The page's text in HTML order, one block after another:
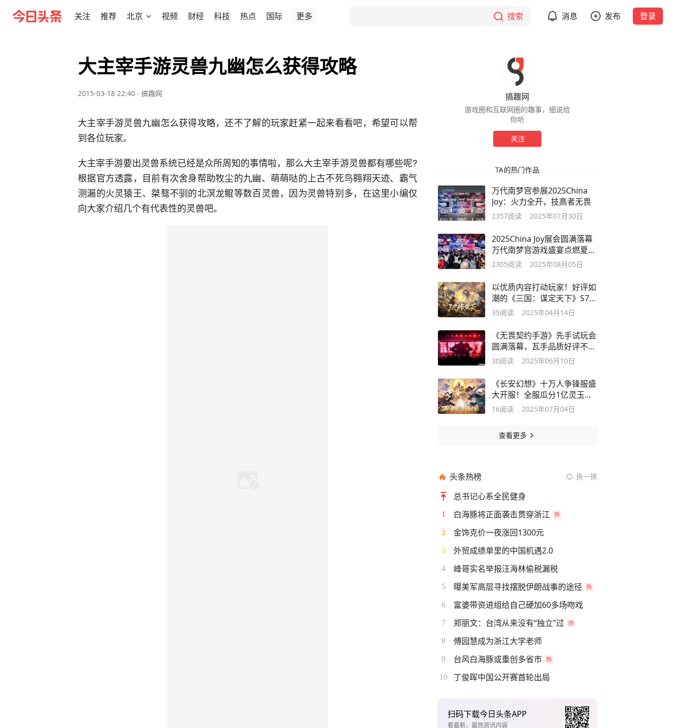
关注 推荐 北京 视频 财经 科技 热点 国际 更多 搜索 消息 发布 登录
大主宰手游灵兽九幽怎么获得攻略
2015-03-18 22:40 · 搞趣网
大主宰手游灵兽九幽怎么获得攻略，还不了解的玩家赶紧一起来看看吧，希望可以帮
到各位玩家。
大主宰手游要出灵兽系统已经是众所周知的事情啦，那么大主宰手游灵兽都有哪些呢?
根据官方透露，目前有次舍身帮助牧尘的九幽、萌萌哒的上古不死鸟翱翔天迹、霸气
测漏的火灵猿王、桀骜不驯的北溟龙鲲等数百灵兽，因为灵兽特别多，在这里小编仅
向大家介绍几个有代表性的灵兽吧。
搞趣网
游戏圈和互联网圈的趣事，细说给
你听
关注
TA的热门作品
万代南梦宫参展2025China
Joy：火力全开，技高者无畏
2357阅读 2025年07月30日
2025China Joy展会圆满落幕
万代南梦宫游戏盛宴点燃夏日
激情
2305阅读 2025年08月05日
以优质内容打动玩家！好评如
潮的《三国：谋定天下》S7赛
季已上线
35阅读 2025年04月14日
《无畏契约手游》先手试玩会
圆满落幕，瓦手品质好评不
断！
30阅读 2025年06月10日
《长安幻想》十万人争锋服盛
大开服！全服瓜分1亿灵玉，
热血开战
16阅读 2025年07月04日
查看更多
头条热榜 换一换
总书记心系全民健身
1 白海豚将正面袭击贯穿浙江
2 金饰克价一夜涨回1300元
3 外贸成绩单里的中国机遇2.0
4 峰哥实名举报汪海林偷税漏税
5 曝美军高层寻找摆脱伊朗战事的途径
6 富婆带资进组给自己硬加60多场吻戏
7 郑丽文：台湾从来没有“独立”过
8 傅园慧成为浙江大学老师
9 台风白海豚或重创多省市
10 丁俊晖中国公开赛首轮出局
扫码下载今日头条APP
看最新、最热资讯内容